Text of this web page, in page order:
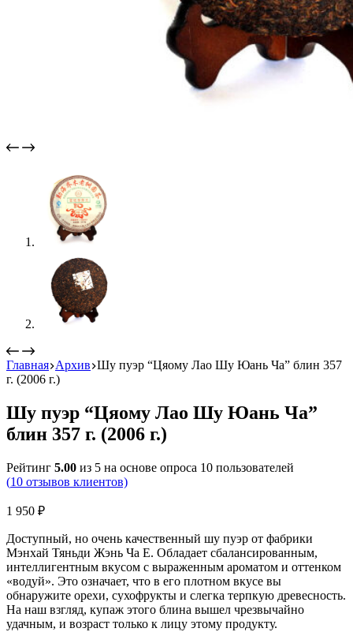
Главная Архив Шу пуэр “Цяому Лао Шу Юань Ча” блин 357
г. (2006 г.)
Шу пуэр “Цяому Лао Шу Юань Ча”
блин 357 г. (2006 г.)
Рейтинг 5.00 из 5 на основе опроса 10 пользователей
(10 отзывов клиентов)
1 950 ₽
Доступный, но очень качественный шу пуэр от фабрики
Мэнхай Тяньди Жэнь Ча Е. Обладает сбалансированным,
интеллигентным вкусом с выраженным ароматом и оттенком
«водуй». Это означает, что в его плотном вкусе вы
обнаружите орехи, сухофрукты и слегка терпкую древесность.
На наш взгляд, купаж этого блина вышел чрезвычайно
удачным, и возраст только к лицу этому продукту.